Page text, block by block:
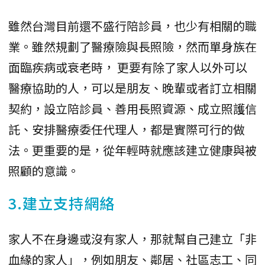
雖然台灣目前還不盛行陪診員，也少有相關的職
業。雖然規劃了醫療險與長照險，然而單身族在
面臨疾病或衰老時， 更要有除了家人以外可以
醫療協助的人，可以是朋友、晚輩或者訂立相關
契約，設立陪診員、善用長照資源、成立照護信
託、安排醫療委任代理人，都是實際可行的做
法。更重要的是，從年輕時就應該建立健康與被
照顧的意識。
3.建立支持網絡
家人不在身邊或沒有家人，那就幫自己建立「非
血緣的家人」，例如朋友、鄰居、社區志工、同